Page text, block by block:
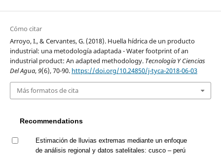
Cómo citar
Arroyo, I., & Cervantes, G. (2018). Huella hídrica de un producto
industrial: una metodología adaptada - Water footprint of an
industrial product: An adapted methodology. Tecnología Y Ciencias
Del Agua,9(6), 70-90. https://doi.org/10.24850/j-tyca-2018-06-03
Más formatos de cita
Recommendations
Estimación de lluvias extremas mediante un enfoque
de análisis regional y datos satelitales: cusco – perú